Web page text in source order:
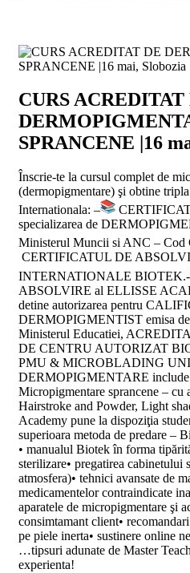
CURS ACREDITAT
SPRANCENE |16
Înscrie-te la cursul complet de
(dermopigmentare) şi obtine
Internationala: –
specializarea de
Ministerul Muncii si ANC – Cod
CERTIFICATUL DE
INTERNATIONALE BIOTEK.-
ABSOLVIRE al ELLISSE
detine autorizarea pentru
DERMOPIGMENTIST emisa
Ministerul Educatiei,
DE CENTRU AUTORIZAT
PMU & MICROBLADING
DERMOPIGMENTARE
Micropigmentare sprancene – cu
Hairstroke and Powder, Light
Academy pune la dispoziţia
superioara metoda de predare –
• manualul Biotek în forma
sterilizare• pregatirea cabinetului
atmosfera)• tehnici avansate de
medicamentelor contraindicate
aparatele de micropigmentare şi
consimtamant client•
pe piele inerta• sustinere online
…tipsuri adunate de Master
experienta!